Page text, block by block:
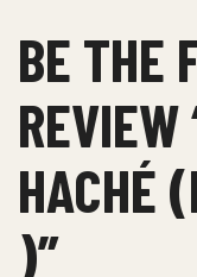
BE THE
REVIEW
HACHÉ
)”